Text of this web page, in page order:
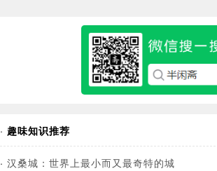
· 趣味知识推荐
· 汉桑城：世界上最小而又最奇特的城